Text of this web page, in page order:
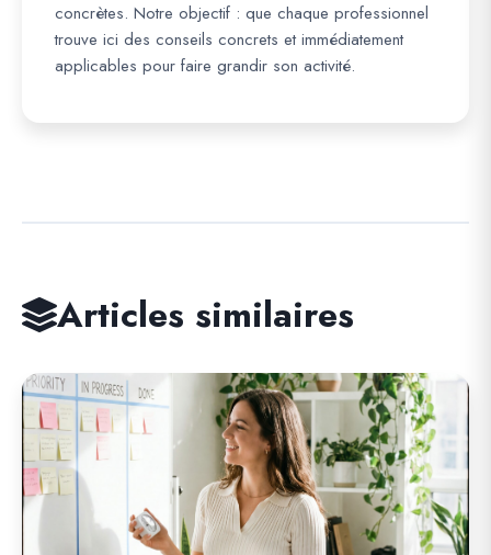
concrètes. Notre objectif : que chaque professionnel
trouve ici des conseils concrets et immédiatement
applicables pour faire grandir son activité.
Articles similaires